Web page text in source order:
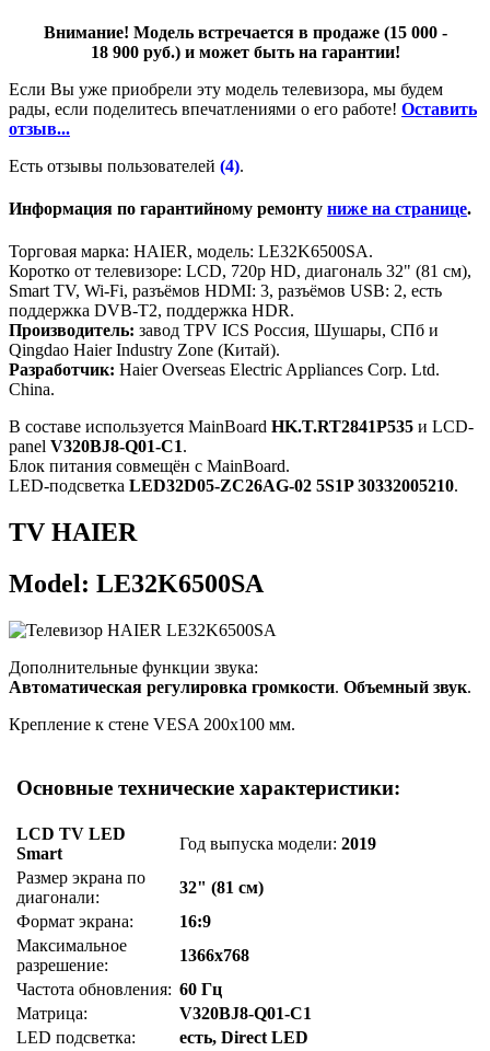
Внимание! Модель встречается в продаже (15 000 -
18 900 руб.) и может быть на гарантии!
Если Вы уже приобрели эту модель телевизора, мы будем
рады, если поделитесь впечатлениями о его работе! Оставить
отзыв...
Есть отзывы пользователей (4).
Информация по гарантийному ремонту ниже на странице.
Торговая марка: HAIER, модель: LE32K6500SA.
Коротко от телевизоре: LCD, 720p HD, диагональ 32" (81 см),
Smart TV, Wi-Fi, разъёмов HDMI: 3, разъёмов USB: 2, есть
поддержка DVB-T2, поддержка HDR.
Производитель: завод TPV ICS Россия, Шушары, СПб и
Qingdao Haier Industry Zone (Китай).
Разработчик: Haier Overseas Electric Appliances Corp. Ltd.
China.
В составе используется MainBoard HK.T.RT2841P535 и LCD-
panel V320BJ8-Q01-C1.
Блок питания совмещён с MainBoard.
LED-подсветка LED32D05-ZC26AG-02 5S1P 30332005210.
TV HAIER
Model: LE32K6500SA
Дополнительные функции звука:
Автоматическая регулировка громкости. Объемный звук.
Крепление к стене VESA 200x100 мм.
Основные технические характеристики:
LCD TV LED
Smart
Год выпуска модели:2019
Размер экрана по
диагонали:
32" (81 см)
Формат экрана:
16:9
Максимальное
разрешение:
1366x768
Частота обновления: 60 Гц
Матрица:
V320BJ8-Q01-C1
LED подсветка:
есть, Direct LED